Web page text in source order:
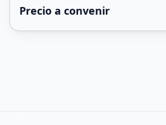
Precio a convenir